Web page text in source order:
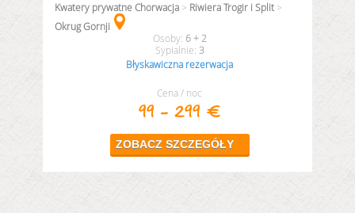
Kwatery prywatne Chorwacja > Riwiera Trogir i Split >
Okrug Gornji
6 + 2
3
Błyskawiczna rezerwacja
Cena / noc
99 - 299 €